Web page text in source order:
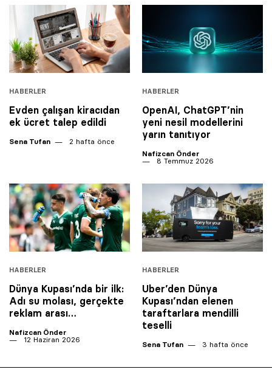
HABERLER
Evden çalışan kiracıdan
ek ücret talep edildi
Sena Tufan 2 hafta önce
HABERLER
OpenAI, ChatGPT’nin
yeni nesil modellerini
yarın tanıtıyor
Nafizcan Önder
8 Temmuz 2026
HABERLER
Dünya Kupası’nda bir ilk:
Adı su molası, gerçekte
reklam arası…
Nafizcan Önder
12 Haziran 2026
HABERLER
Uber’den Dünya
Kupası’ndan elenen
taraftarlara mendilli
teselli
Sena Tufan 3 hafta önce